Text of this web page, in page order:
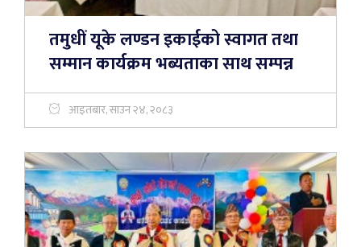
तमुधीं यूके लण्डन इकाईको स्वागत तथा
सम्मान कार्यक्रम भब्यताका साथ सम्पन्न
आइतबार, साउन २४, २०८३